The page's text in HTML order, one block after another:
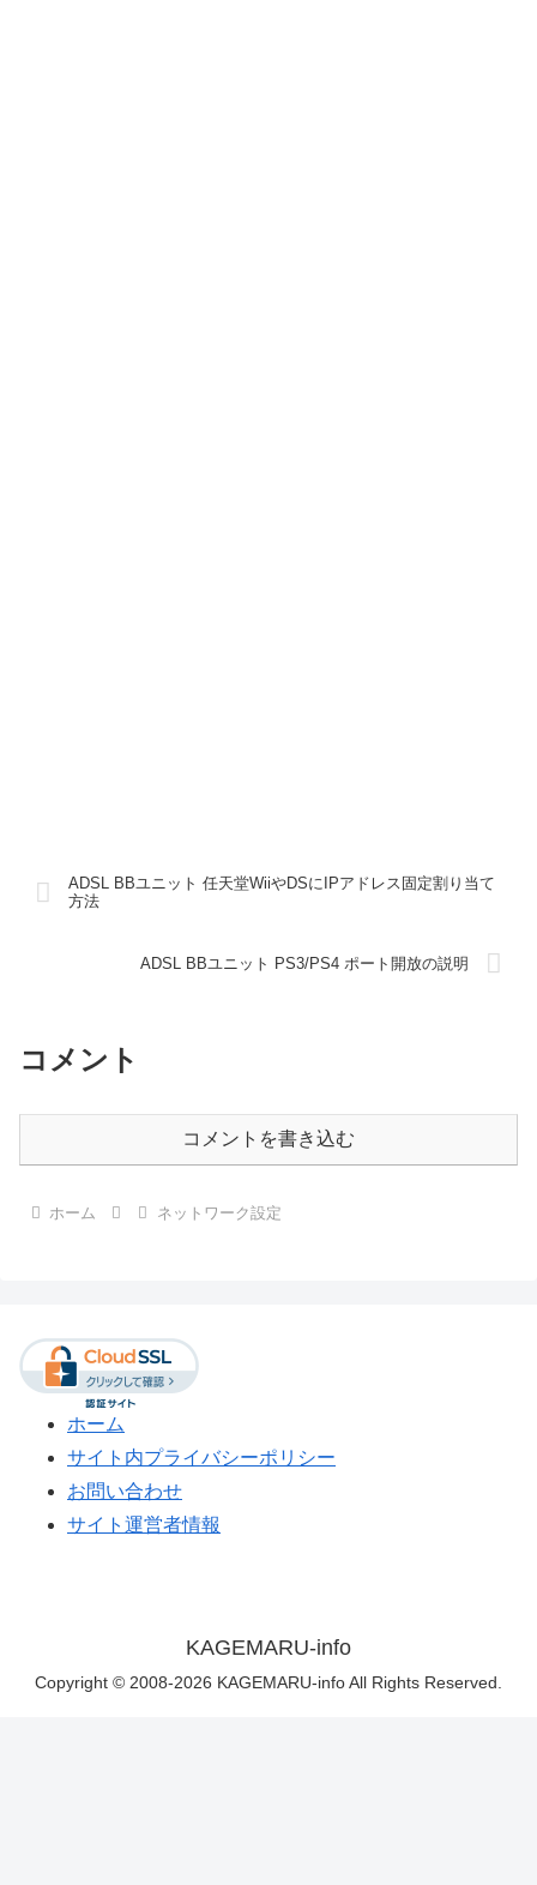
ADSL BBユニット 任天堂WiiやDSにIPアドレス固定割り当て
方法
ADSL BBユニット PS3/PS4 ポート開放の説明
コメント
コメントを書き込む
ホーム ネットワーク設定
ホーム
サイト内プライバシーポリシー
お問い合わせ
サイト運営者情報
KAGEMARU-info
Copyright © 2008-2026 KAGEMARU-info All Rights Reserved.